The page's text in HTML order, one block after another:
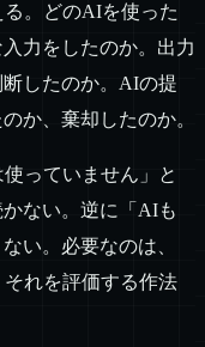
。どのAIを使った
力をしたのか。出力
したのか。AIの提
か、棄却したのか。
っていません」と
ない。逆に「AIも
い。必要なのは、
れを評価する作法